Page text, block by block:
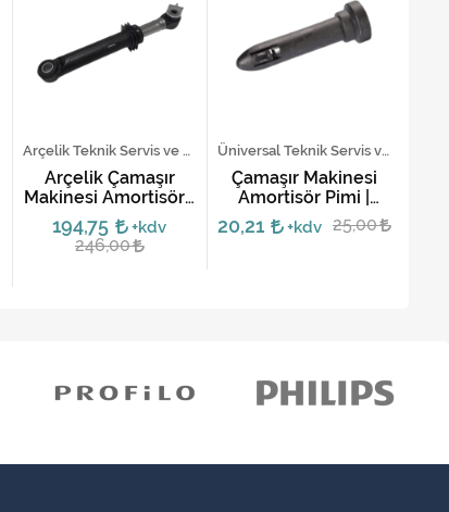
Arçelik Teknik Servis ve Yedek Parça Hizmetleri
Arçelik Çamaşır
Makinesi Amortisörü
- Braketli
194,75 +kdv
246,00
Üniversal Teknik Servis ve Yedek Parça Hizmetleri
Çamaşır Makinesi
Amortisör Pimi |
Yüksek Dayanıklılık
20,21 +kdv 25,00